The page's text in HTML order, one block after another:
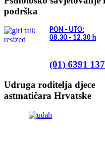
podrška
PON - UTO:
08.30 - 12.30 h
(01) 6391 137
Udruga roditelja djece
astmatičara Hrvatske